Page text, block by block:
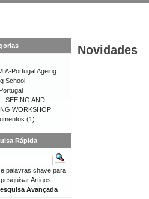
Novidades
Portugal Ageing
School
- SEEING AND
WORKSHOP
(1)
Rápida
palavras chave para
pesquisar Artigos.
Avançada